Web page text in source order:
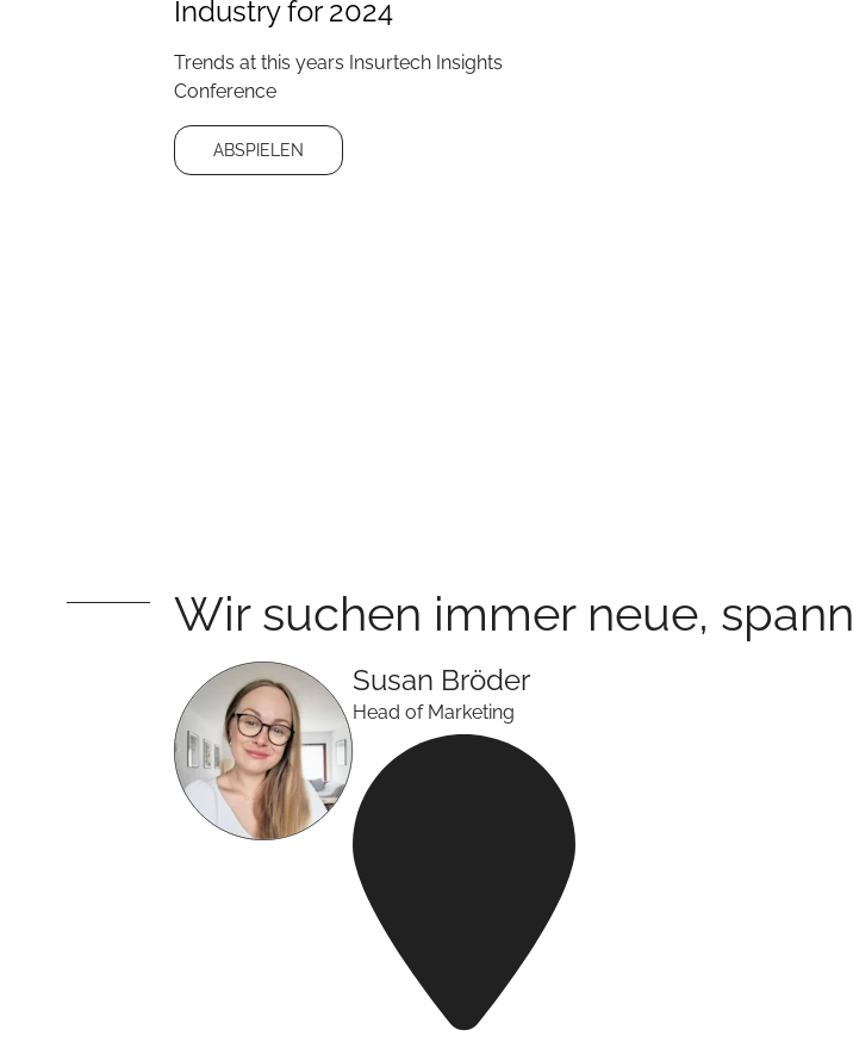
Industry for 2024
Trends at this years Insurtech Insights
Conference
ABSPIELEN
Wir suchen immer neue,
Susan Bröder
Head of Marketing